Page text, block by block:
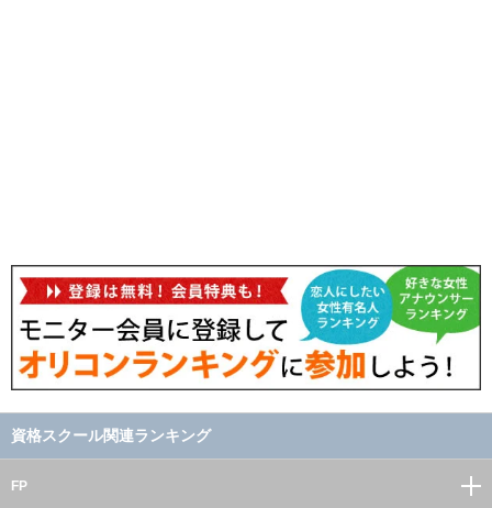
資格スクール関連ランキング
FP